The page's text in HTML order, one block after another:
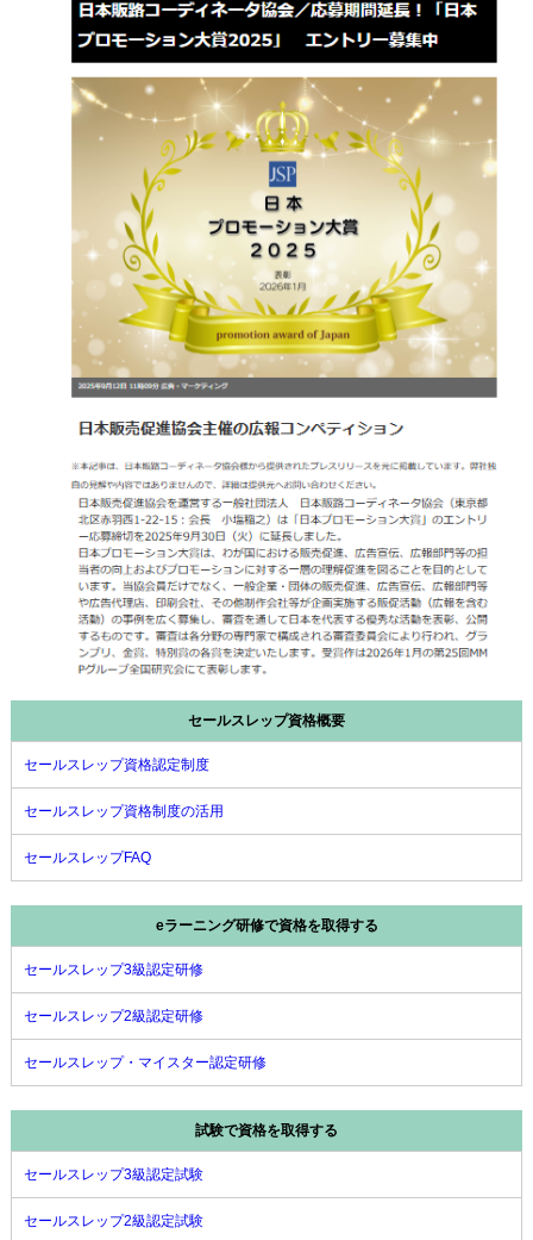
セールスレップ資格概要
セールスレップ資格認定制度
セールスレップ資格制度の活用
セールスレップFAQ
eラーニング研修で資格を取得する
セールスレップ3級認定研修
セールスレップ2級認定研修
セールスレップ・マイスター認定研修
試験で資格を取得する
セールスレップ3級認定試験
セールスレップ2級認定試験